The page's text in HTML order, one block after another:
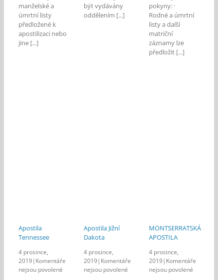
manželské a
úmrtní listy
předložené k
apostilizaci nebo
jine [...]
být vydávány
oddělením [...]
pokyny: ·
Rodné a úmrtní
listy a další
matriční
záznamy lze
předložit [...]
Apostila
Tennessee
4 prosince,
2019| Komentáře
nejsou povolenéu
Apostila Jižní
Dakota
4 prosince,
2019| Komentáře
nejsou povolenéu
MONTSERRATSKÁ
APOSTILA
4 prosince,
2019| Komentáře
nejsou povolenéu